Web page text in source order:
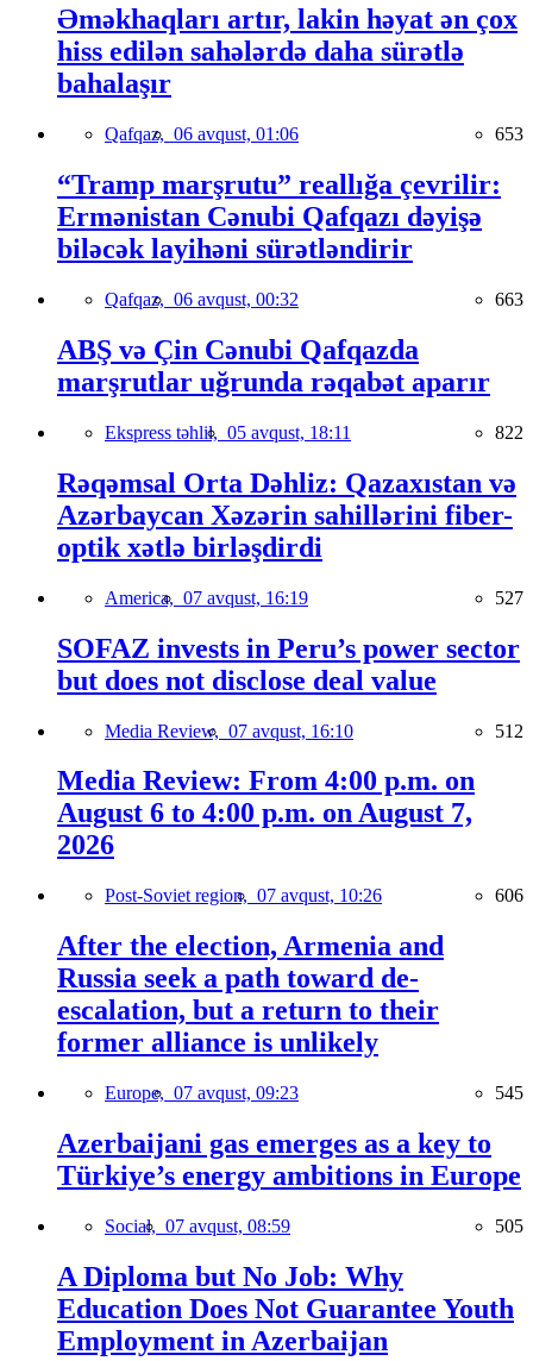
Əməkhaqları artır, lakin həyat ən çox
hiss edilən sahələrdə daha sürətlə
bahalaşır
Qafqaz, 06 avqust, 01:06 653
“Tramp marşrutu” reallığa çevrilir:
Ermənistan Cənubi Qafqazı dəyişə
biləcək layihəni sürətləndirir
Qafqaz, 06 avqust, 00:32 663
ABŞ və Çin Cənubi Qafqazda
marşrutlar uğrunda rəqabət aparır
Ekspress təhlil, 05 avqust, 18:11 822
Rəqəmsal Orta Dəhliz: Qazaxıstan və
Azərbaycan Xəzərin sahillərini fiber-
optik xətlə birləşdirdi
America, 07 avqust, 16:19 527
SOFAZ invests in Peru’s power sector
but does not disclose deal value
Media Review, 07 avqust, 16:10 512
Media Review: From 4:00 p.m. on
August 6 to 4:00 p.m. on August 7,
2026
Post-Soviet region, 07 avqust, 10:26 606
After the election, Armenia and
Russia seek a path toward de-
escalation, but a return to their
former alliance is unlikely
Europe, 07 avqust, 09:23 545
Azerbaijani gas emerges as a key to
Türkiye’s energy ambitions in Europe
Social, 07 avqust, 08:59 505
A Diploma but No Job: Why
Education Does Not Guarantee Youth
Employment in Azerbaijan